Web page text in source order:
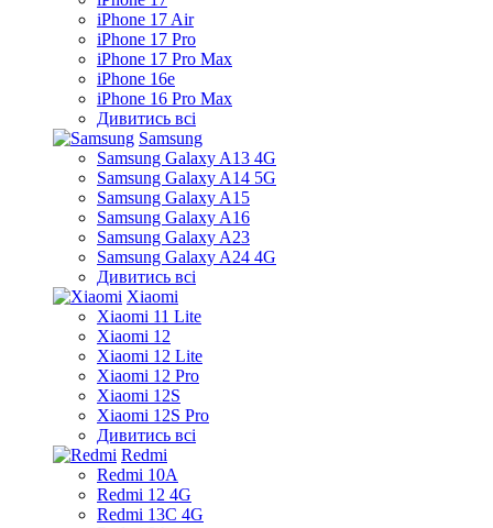
iPhone 17 Air
iPhone 17 Pro
iPhone 17 Pro Max
iPhone 16e
iPhone 16 Pro Max
Дивитись всі
Samsung
Samsung Galaxy A13 4G
Samsung Galaxy A14 5G
Samsung Galaxy A15
Samsung Galaxy A16
Samsung Galaxy A23
Samsung Galaxy A24 4G
Дивитись всі
Xiaomi
Xiaomi 11 Lite
Xiaomi 12
Xiaomi 12 Lite
Xiaomi 12 Pro
Xiaomi 12S
Xiaomi 12S Pro
Дивитись всі
Redmi
Redmi 10A
Redmi 12 4G
Redmi 13C 4G